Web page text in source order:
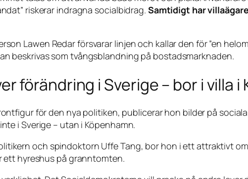
riskerar indragna socialbidrag. Samtidigt har
Lawen Redar försvarar linjen och kallar den för ”en
beskrivas som tvångsblandning på bostadsmarknaden.
förändring i Sverige – bor i villa i
för den nya politiken, publicerar hon bilder på
i Sverige – utan i Köpenhamn.
och spindoktorn Uffe Tang, bor hon i ett attraktivt
hyreshus på granntomten.